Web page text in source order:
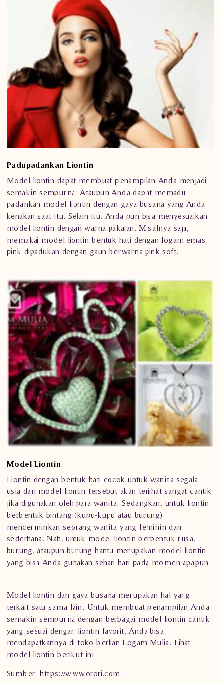
Padupadankan Liontin
Model liontin dapat membuat penampilan Anda menjadi
semakin sempurna. Ataupun Anda dapat memadu
padankan model liontin dengan gaya busana yang Anda
kenakan saat itu. Selain itu, Anda pun bisa menyesuaikan
model liontin dengan warna pakaian. Misalnya saja,
memakai model liontin bentuk hati dengan logam emas
pink dipadukan dengan gaun berwarna pink soft.
Model Liontin
Liontin dengan bentuk hati cocok untuk wanita segala
usia dan model liontin tersebut akan teriihat sangat cantik
jika digunakan oleh para wanita. Sedangkan, untuk liontin
berbentuk bintang (kupu-kupu atau burung)
mencerminkan seorang wanita yang feminin dan
sederhana. Nah, untuk model liontin berbentuk rusa,
burung, ataupun burung hantu merupakan model liontin
yang bisa Anda gunakan sehari-hari pada momen apapun.
Model liontin dan gaya busana merupakan hal yang
terkait satu sama lain. Untuk membuat penampilan Anda
semakin sempurna dengan berbagai model liontin cantik
yang sesuai dengan liontin favorit, Anda bisa
mendapatkannya di toko berlian Logam Mulia. Lihat
model liontin berikut ini.
Sumber:https://www.orori.com